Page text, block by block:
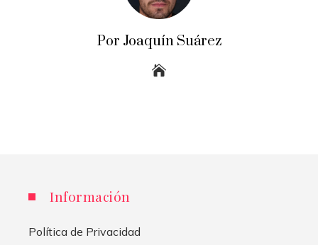
Por Joaquín Suárez
Información
Política de Privacidad